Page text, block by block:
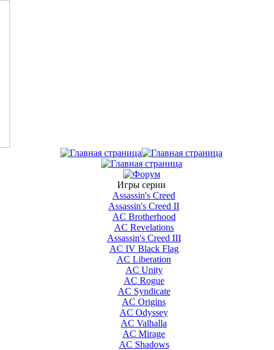
Игры серии
Assassin's Creed
Assassin's Creed II
AС Brotherhood
AC Revelations
Assassin's Creed III
AC IV Black Flag
AC Liberation
AC Unity
AC Rogue
AC Syndicate
AC Origins
AC Odyssey
AC Valhalla
AC Mirage
AC Shadows